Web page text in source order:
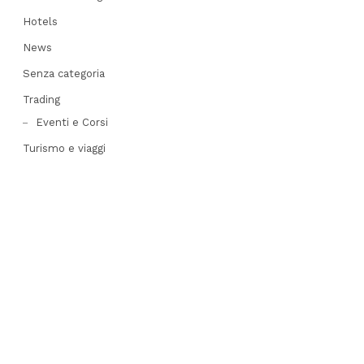
Hotels
News
Senza categoria
Trading
Eventi e Corsi
Turismo e viaggi